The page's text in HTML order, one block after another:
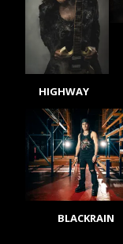
HIGHWAY
BLACKRAIN